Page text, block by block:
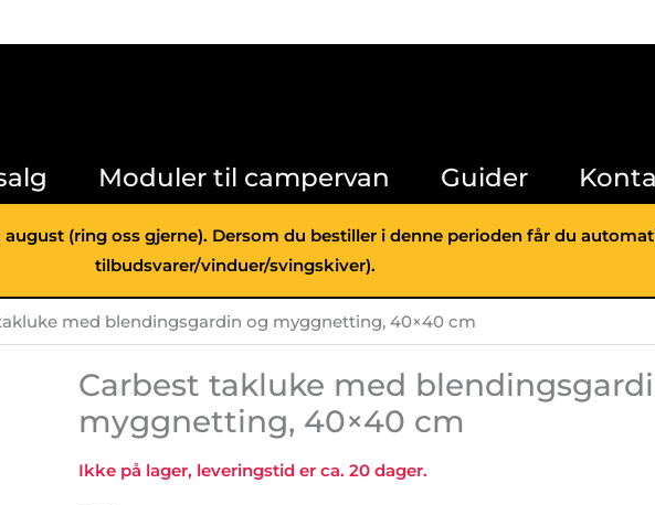
Moduler til campervan Guider
(ring oss gjerne). Dersom du bestiller i denne perioden får du
tilbudsvarer/vinduer/svingskiver).
med blendingsgardin og myggnetting, 40×40 cm
Carbest takluke med
myggnetting, 40×40 cm
Ikke på lager, leveringstid er ca. 20 dager.
og
antall